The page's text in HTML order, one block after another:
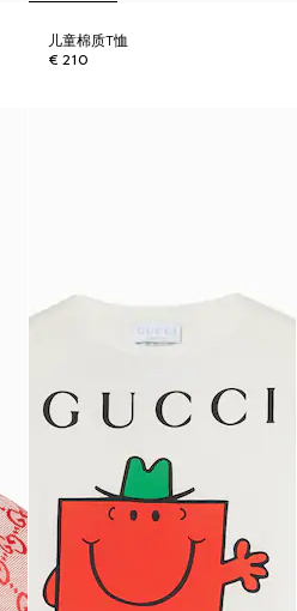
儿童棉质T恤
€ 210